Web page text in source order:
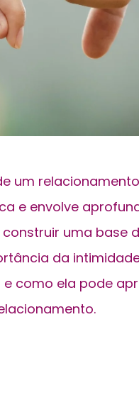
um
e envolve
uma base
da
como ela pode